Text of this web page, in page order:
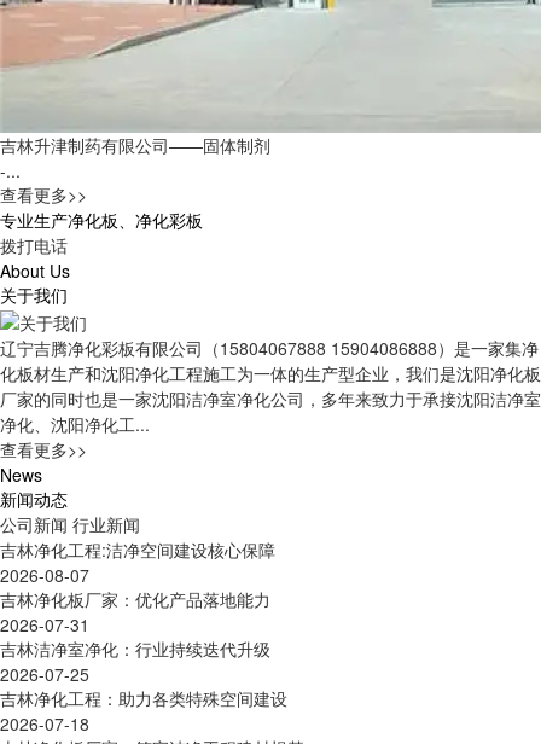
吉林升津制药有限公司——固体制剂
-...
查看更多>>
专业生产净化板、净化彩板
拨打电话
About Us
关于我们
辽宁吉腾净化彩板有限公司（15804067888 15904086888）是一家集净
化板材生产和沈阳净化工程施工为一体的生产型企业，我们是沈阳净化板
厂家的同时也是一家沈阳洁净室净化公司，多年来致力于承接沈阳洁净室
净化、沈阳净化工...
查看更多>>
News
新闻动态
公司新闻 行业新闻
吉林净化工程:洁净空间建设核心保障
2026-08-07
吉林净化板厂家：优化产品落地能力
2026-07-31
吉林洁净室净化：行业持续迭代升级
2026-07-25
吉林净化工程：助力各类特殊空间建设
2026-07-18